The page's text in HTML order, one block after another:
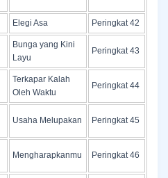
Elegi Asa Peringkat 42
Bunga yang Kini
Layu
Peringkat 43
Terkapar Kalah
Oleh Waktu
Peringkat 44
Usaha Melupakan Peringkat 45
Mengharapkanmu Peringkat 46